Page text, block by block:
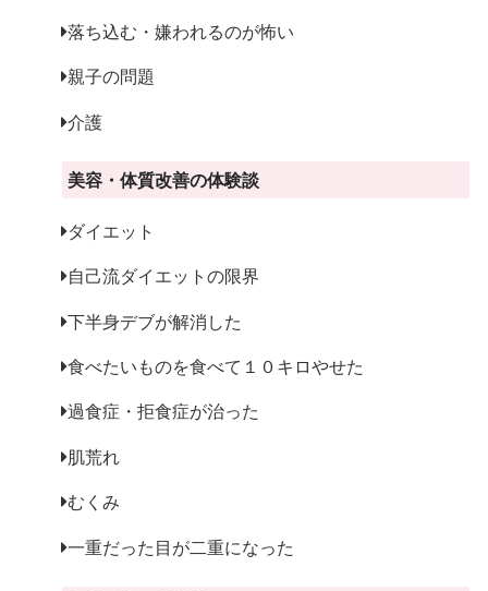
落ち込む・嫌われるのが怖い
親子の問題
介護
美容・体質改善の体験談
ダイエット
自己流ダイエットの限界
下半身デブが解消した
食べたいものを食べて１０キロやせた
過食症・拒食症が治った
肌荒れ
むくみ
一重だった目が二重になった